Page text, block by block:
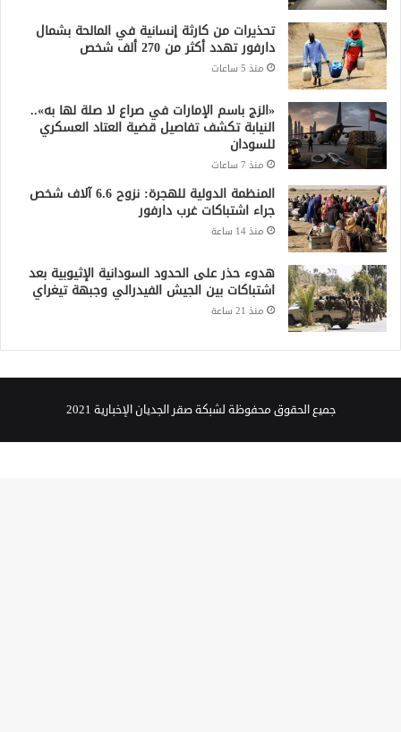
تحذيرات من كارثة إنسانية في المالحة بشمال
دارفور تهدد أكثر من 270 ألف شخص
منذ 5 ساعات
«الزج باسم الإمارات في صراع لا صلة لها به»..
النيابة تكشف تفاصيل قضية العتاد العسكري
للسودان
منذ 7 ساعات
المنظمة الدولية للهجرة: نزوح 6.6 آلاف شخص
جراء اشتباكات غرب دارفور
منذ 14 ساعة
هدوء حذر على الحدود السودانية الإثيوبية بعد
اشتباكات بين الجيش الفيدرالي وجبهة تيغراي
منذ 21 ساعة
جميع الحقوق محفوظة لشبكة صقر الجديان الإخبارية 2021